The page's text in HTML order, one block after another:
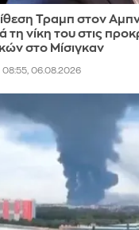
Τραμπ στον
τη νίκη του στις
στο Μίσιγκαν
08:55, 06.08.2026